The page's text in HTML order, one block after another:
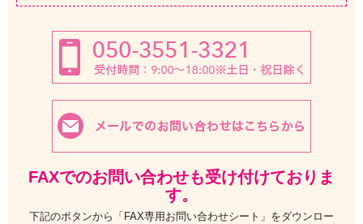
FAXでのお問い合わせも受け付けておりま
す。
下記のボタンから「FAX専用お問い合わせシート」をダウンロー